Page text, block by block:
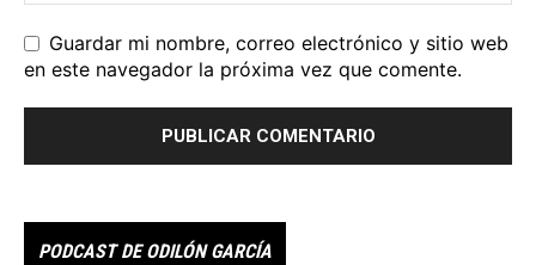
Guardar mi nombre, correo electrónico y sitio web
en este navegador la próxima vez que comente.
PODCAST DE ODILÓN GARCÍA